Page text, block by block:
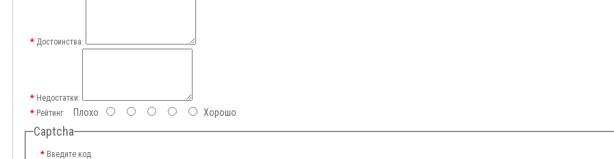
Достоинства:
Недостатки:
РейтингПлохо Хорошо
Captcha
Введите код